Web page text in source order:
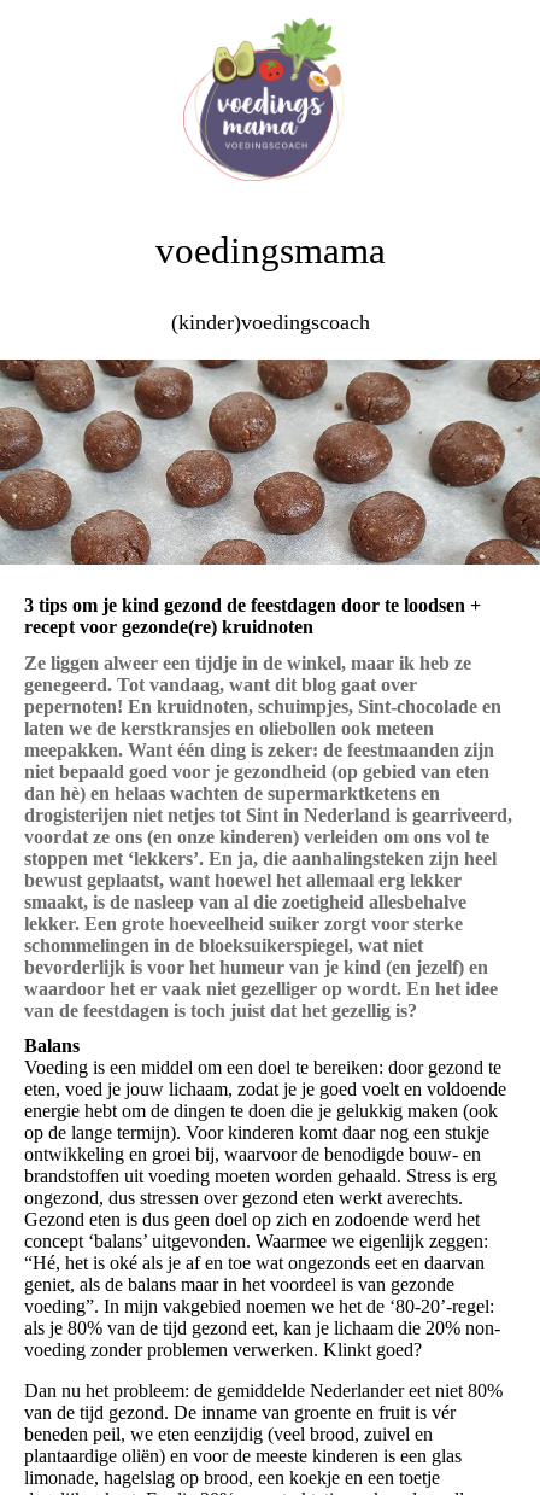
voedingsmama
(kinder)voedingscoach
3 tips om je kind gezond de feestdagen door te loodsen +
recept voor gezonde(re) kruidnoten
Ze liggen alweer een tijdje in de winkel, maar ik heb ze
genegeerd. Tot vandaag, want dit blog gaat over
pepernoten! En kruidnoten, schuimpjes, Sint-chocolade en
laten we de kerstkransjes en oliebollen ook meteen
meepakken. Want één ding is zeker: de feestmaanden zijn
niet bepaald goed voor je gezondheid (op gebied van eten
dan hè) en helaas wachten de supermarktketens en
drogisterijen niet netjes tot Sint in Nederland is gearriveerd,
voordat ze ons (en onze kinderen) verleiden om ons vol te
stoppen met ‘lekkers’. En ja, die aanhalingsteken zijn heel
bewust geplaatst, want hoewel het allemaal erg lekker
smaakt, is de nasleep van al die zoetigheid allesbehalve
lekker. Een grote hoeveelheid suiker zorgt voor sterke
schommelingen in de bloeksuikerspiegel, wat niet
bevorderlijk is voor het humeur van je kind (en jezelf) en
waardoor het er vaak niet gezelliger op wordt. En het idee
van de feestdagen is toch juist dat het gezellig is?
Balans
Voeding is een middel om een doel te bereiken: door gezond te
eten, voed je jouw lichaam, zodat je je goed voelt en voldoende
energie hebt om de dingen te doen die je gelukkig maken (ook
op de lange termijn). Voor kinderen komt daar nog een stukje
ontwikkeling en groei bij, waarvoor de benodigde bouw- en
brandstoffen uit voeding moeten worden gehaald. Stress is erg
ongezond, dus stressen over gezond eten werkt averechts.
Gezond eten is dus geen doel op zich en zodoende werd het
concept ‘balans’ uitgevonden. Waarmee we eigenlijk zeggen:
“Hé, het is oké als je af en toe wat ongezonds eet en daarvan
geniet, als de balans maar in het voordeel is van gezonde
voeding”. In mijn vakgebied noemen we het de ‘80-20’-regel:
als je 80% van de tijd gezond eet, kan je lichaam die 20% non-
voeding zonder problemen verwerken. Klinkt goed?
Dan nu het probleem: de gemiddelde Nederlander eet niet 80%
van de tijd gezond. De inname van groente en fruit is vér
beneden peil, we eten eenzijdig (veel brood, zuivel en
plantaardige oliën) en voor de meeste kinderen is een glas
limonade, hagelslag op brood, een koekje en een toetje